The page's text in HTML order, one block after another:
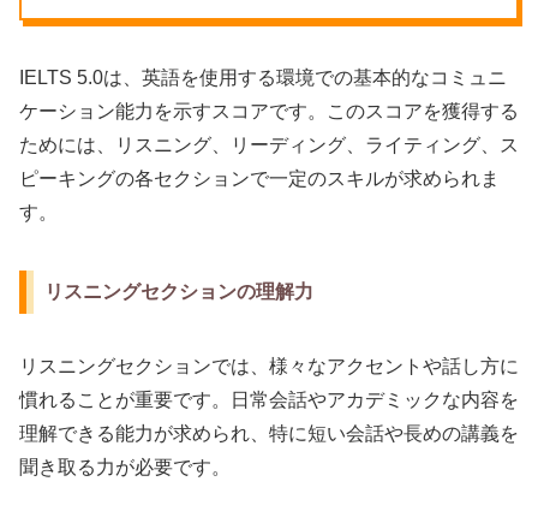
IELTS 5.0は、英語を使用する環境での基本的なコミュニ
ケーション能力を示すスコアです。このスコアを獲得する
ためには、リスニング、リーディング、ライティング、ス
ピーキングの各セクションで一定のスキルが求められま
す。
リスニングセクションの理解力
リスニングセクションでは、様々なアクセントや話し方に
慣れることが重要です。日常会話やアカデミックな内容を
理解できる能力が求められ、特に短い会話や長めの講義を
聞き取る力が必要です。